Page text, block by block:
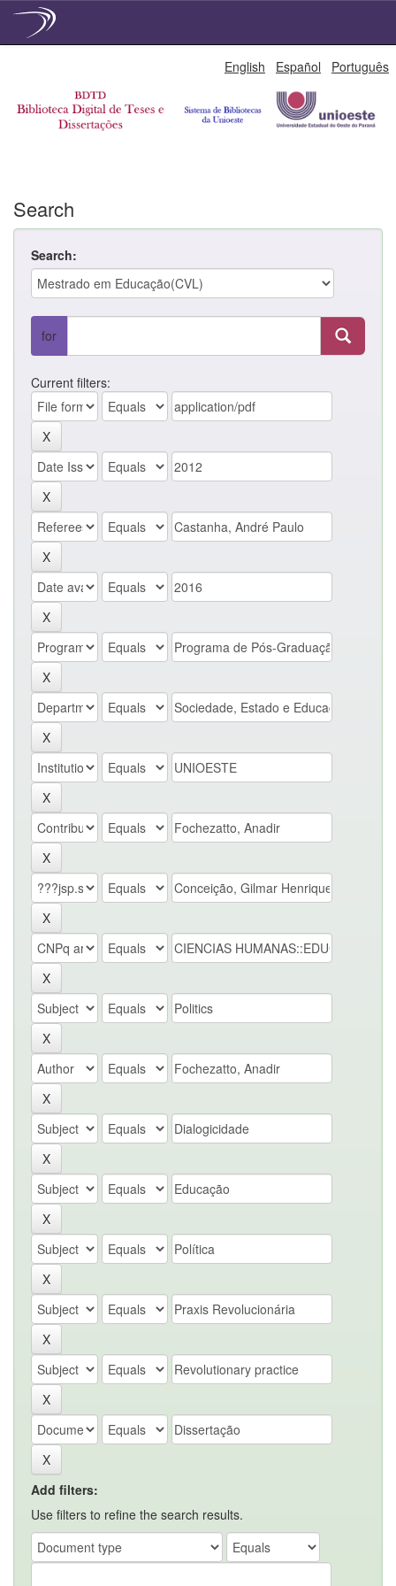
English Español Português
Search
Search:
for
Current filters:
Add filters:
Use filters to refine the search results.